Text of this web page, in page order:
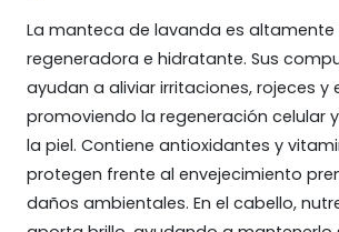
La manteca de lavanda es
regeneradora e hidratante. Sus
ayudan a aliviar irritaciones, rojeces y
promoviendo la regeneración celular
la piel. Contiene antioxidantes y
protegen frente al envejecimiento
daños ambientales. En el cabello,